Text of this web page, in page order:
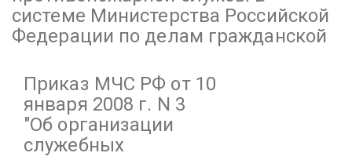
системе Министерства Российской
Федерации по делам гражданской
Приказ МЧС РФ от 10
января 2008 г. N 3
"Об организации
служебных